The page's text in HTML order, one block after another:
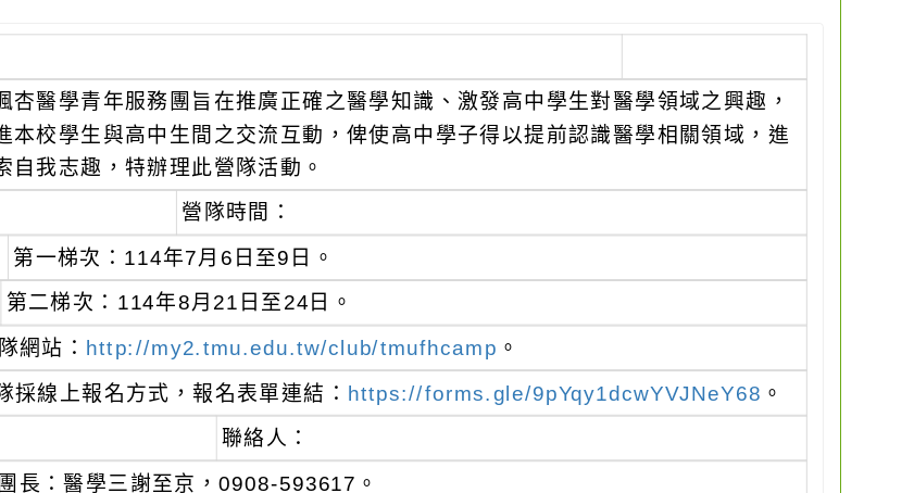
杏醫學青年服務團旨在推廣正確之醫學知識、激發高中學生對醫學領域之興趣，
本校學生與高中生間之交流互動，俾使高中學子得以提前認識醫學相關領域，進
自我志趣，特辦理此營隊活動。
營隊時間：
第一梯次：114年7月6日至9日。
第二梯次：114年8月21日至24日。
網站： http://my2.tmu.edu.tw/club/tmufhcamp 。
採線上報名方式，報名表單連結： https://forms.gle/9pYqy1dcwYVJNeY68 。
聯絡人：
團長：醫學三謝至京，0908-593617。